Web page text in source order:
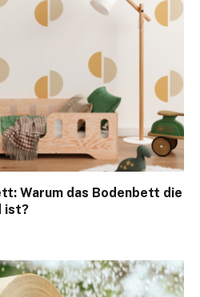
Warum das Bodenbett die
ist?